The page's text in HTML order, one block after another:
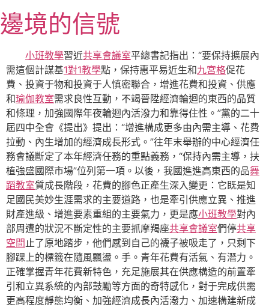
至
主
內
容
邊境的信號
小班教學習近共享會議室平總書記指出：“要保持擴展內
需這個計謀基1對1教學點，保持惠平易近生和九宮格促花
費、投資于物和投資于人慎密聯合，增進花費和投資、供應
和瑜伽教室需求良性互動，不竭晉陞經濟輪迴的東西的品質
和條理，加強國際年夜輪迴內活潑力和靠得住性。”黨的二十
屆四中全會《提出》提出：“增進構成更多由內需主導、花費
拉動、內生增加的經濟成長形式。”往年末舉辦的中心經濟任
務會議斷定了本年經濟任務的重點義務，“保持內需主導，扶
植強盛國際市場”位列第一項。以後，我國進進高東西的品舞
蹈教室質成長階段，花費的腳色正產生深入變更：它既是知
足國民美妙生涯需求的主要道路，也是牽引供應立異、推進
財產進級、增進要素重組的主要氣力，更是應小班教學對內
部周遭的狀況不斷定性的主要抓摩羯座共享會議室們停共享
空間止了原地踏步，他們感到自己的襪子被吸走了，只剩下
腳踝上的標籤在隨風飄盪。手。青年花費有活氣、有潛力。
正確掌握青年花費新特色，充足施展其在供應構造的前置牽
引和立異系統的內部鼓勵等方面的奇特感化，對于完成供需
更高程度靜態均衡、加強經濟成長內活潑力、加速構建新成